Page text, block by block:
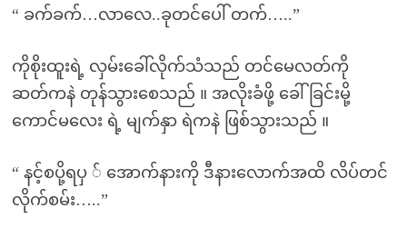
“ ခက်ခက်…လာလေ..ခုတင်ပေါ် တက်…..”
ကိုစိုးထူးရဲ့ လှမ်းခေါ်လိုက်သံသည် တင်မေလတ်ကို
ဆတ်ကနဲ တုန်သွားစေသည် ။ အလိုးခံဖို့ ခေါ်ခြင်းမို့
ကောင်မလေး ရဲ့ မျက်နှာ ရဲကနဲ ဖြစ်သွားသည် ။
“ နင့်စပို့ရပှ ် အောက်နားကို ဒီနားလောက်အထိ လိပ်တင်
လိုက်စမ်း…..”